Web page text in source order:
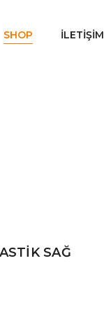
SHOP İLETIŞIM
SAĞ